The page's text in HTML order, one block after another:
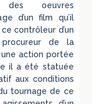
des oeuvres
d’un film qu’il
contrôleur d’un
de la
une action portée
il a été statuée
aux conditions
tournage de ce